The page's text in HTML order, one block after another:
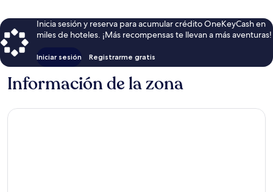
Inicia sesión y reserva para acumular crédito OneKeyCash en
miles de hoteles. ¡Más recompensas te llevan a más aventuras!
Iniciar sesión Registrarme gratis
Información de la zona